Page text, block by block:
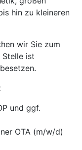
hin zu kleineren
wir Sie zum
Stelle ist
und ggf.
OTA (m/w/d)